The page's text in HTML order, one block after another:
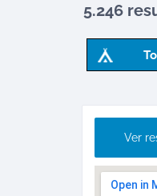
5.246
Ver